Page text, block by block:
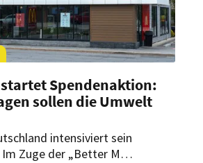
startet Spendenaktion:
sollen die Umwelt
intensiviert sein
Zuge der „Better M